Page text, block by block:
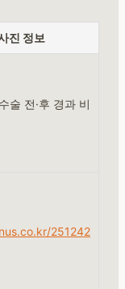
진 정보
술 전·후 경과 비
251242